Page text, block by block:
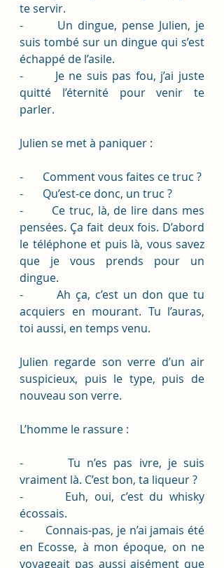
te servir.
-       Un dingue, pense Julien, je
suis tombé sur un dingue qui s’est
échappé de l’asile.
-       Je ne suis pas fou, j’ai juste
quitté l’éternité pour venir te
parler.
Julien se met à paniquer :
-       Comment vous faites ce truc ?
-       Qu’est-ce donc, un truc ?
-       Ce truc, là, de lire dans mes
pensées. Ça fait deux fois. D’abord
le téléphone et puis là, vous savez
que je vous prends pour un
dingue.
-       Ah ça, c’est un don que tu
acquiers en mourant. Tu l’auras,
toi aussi, en temps venu.
Julien regarde son verre d’un air
suspicieux, puis le type, puis de
nouveau son verre.
L’homme le rassure :
-       Tu n’es pas ivre, je suis
vraiment là. C’est bon, ta liqueur ?
-       Euh, oui, c’est du whisky
écossais.
-       Connais-pas, je n’ai jamais été
en Ecosse, à mon époque, on ne
voyageait pas aussi aisément que